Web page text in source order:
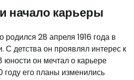
начало карьеры
28 апреля 1916 года в
С детства он проявлял интерес к
юности он мечтал о карьере
году его планы изменились